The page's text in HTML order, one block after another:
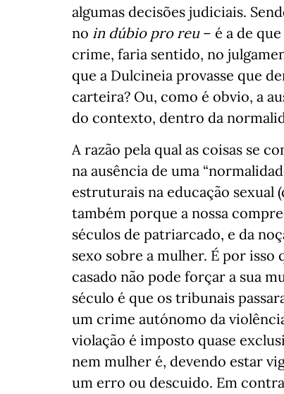
algumas decisões judiciais.
no in dúbio pro reu– é a de
crime, faria sentido, no
que a Dulcineia provasse que
carteira? Ou, como é obvio, a
do contexto, dentro da
A razão pela qual as coisas se
na ausência de uma
estruturais na educação sexual
também porque a nossa
séculos de patriarcado, e da
sexo sobre a mulher. É por
casado não pode forçar a sua
século é que os tribunais
um crime autónomo da
violação é imposto quase
nem mulher é, devendo estar
um erro ou descuido. Em